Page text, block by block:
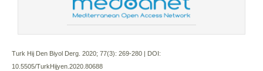
Turk Hij Den Biyol Derg. 2020; 77(3): 269-280 | DOI:
10.5505/TurkHijyen.2020.80688